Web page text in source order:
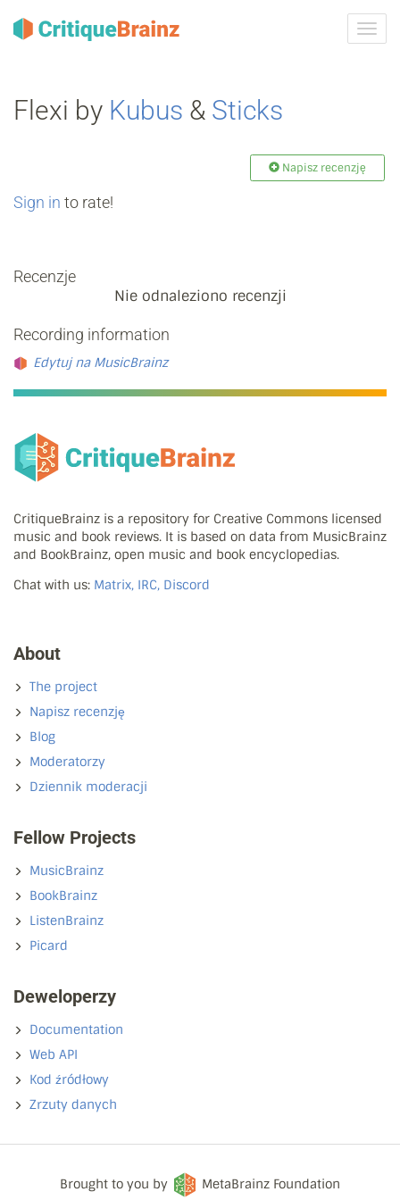
Flexi by Kubus & Sticks
Napisz recenzję
Sign in to rate!
Recenzje
Nie odnaleziono recenzji
Recording information
Edytuj na MusicBrainz
CritiqueBrainz is a repository for Creative Commons licensed
music and book reviews. It is based on data from MusicBrainz
and BookBrainz, open music and book encyclopedias.
Chat with us: Matrix, IRC, Discord
About
The project
Napisz recenzję
Blog
Moderatorzy
Dziennik moderacji
Fellow Projects
MusicBrainz
BookBrainz
ListenBrainz
Picard
Deweloperzy
Documentation
Web API
Kod źródłowy
Zrzuty danych
Brought to you by MetaBrainz Foundation